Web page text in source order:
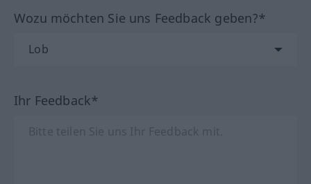
Wozu möchten Sie uns Feedback geben?*
Ihr Feedback*